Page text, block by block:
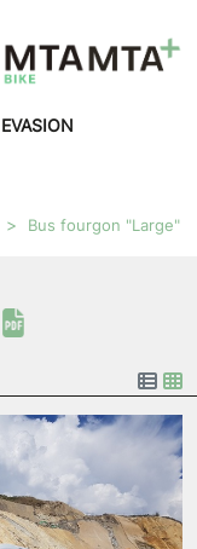
EVASION
Bus fourgon "Large"